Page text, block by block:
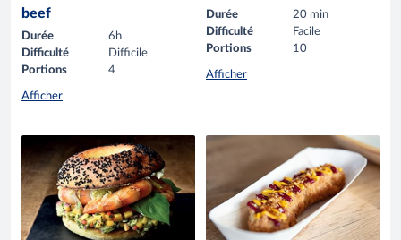
beef
Durée
6h
Difficulté
Difficile
Portions
4
Afficher
Durée
20 min
Difficulté
Facile
Portions
10
Afficher